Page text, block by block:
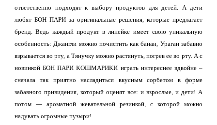
ответственно подходят к выбору продуктов для детей. А дети
любят БОН ПАРИ за оригинальные решения, которые предлагает
бренд. Ведь каждый продукт в линейке имеет свою уникальную
особенность: Джангли можно почистить как банан, Ураган забавно
взрывается во рту, а Тянучку можно растянуть, погрев ее во рту. А с
новинкой БОН ПАРИ КОШМАРИКИ играть интереснее вдвойне –
сначала так приятно насладиться вкусным сорбетом в форме
забавного привидения, который оценят все: и взрослые, и дети! А
потом — ароматной жевательной резинкой, с которой можно
надувать огромные пузыри!